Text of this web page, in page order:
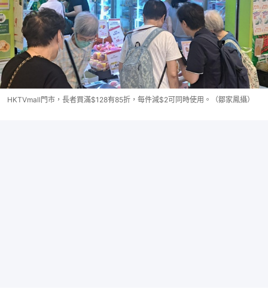
HKTVmall門市，長者買滿$128有85折，每件減$2可同時使用。（鄒家鳳攝）